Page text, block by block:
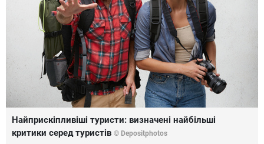
Найприскіпливіші туристи: визначені найбільші
критики серед туристів © Depositphotos